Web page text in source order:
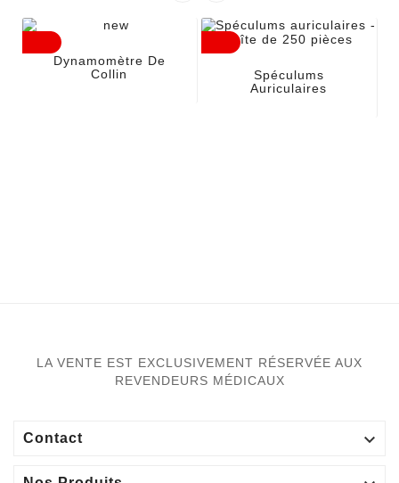
Dynamomètre De
Collin
Spéculums
Auriculaires
LA VENTE EST EXCLUSIVEMENT RÉSERVÉE AUX
REVENDEURS MÉDICAUX
Contact 